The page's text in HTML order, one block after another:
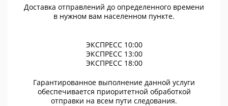
Доставка отправлений до определенного времени
в нужном вам населенном пункте.
ЭКСПРЕСС 10:00
ЭКСПРЕСС 13:00
ЭКСПРЕСС 18:00
Гарантированное выполнение данной услуги
обеспечивается приоритетной обработкой
отправки на всем пути следования.